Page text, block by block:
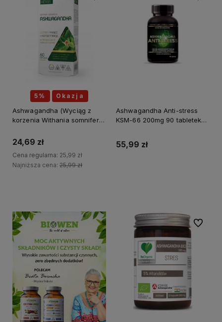
5% Okazja
Ashwagandha (Wyciąg z
korzenia Withania somnifera)
HERBS
24,69 zł
Cena regularna: 25,99 zł
Najniższa cena: 25,99 zł
Ashwagandha Anti-stress
KSM-66 200mg 90 tabletek
55,99 zł
Do